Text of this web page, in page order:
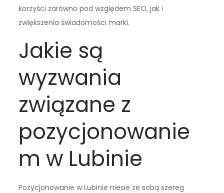
korzyści zarówno pod względem SEO, jak i
zwiększenia świadomości marki.
Jakie są
wyzwania
związane z
pozycjonowanie
m w Lubinie
Pozycjonowanie w Lubinie niesie ze sobą szereg